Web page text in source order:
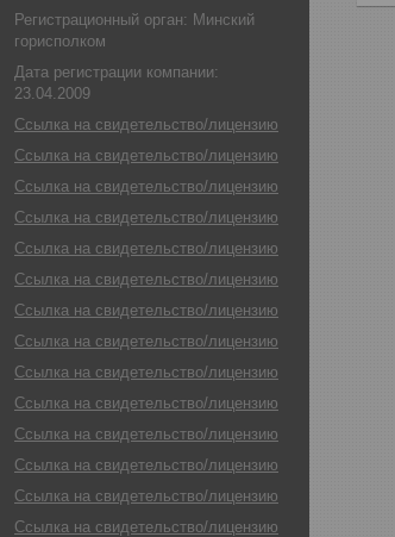
Регистрационный орган: Минский
горисполком
Дата регистрации компании:
23.04.2009
Ссылка на свидетельство/лицензию
Ссылка на свидетельство/лицензию
Ссылка на свидетельство/лицензию
Ссылка на свидетельство/лицензию
Ссылка на свидетельство/лицензию
Ссылка на свидетельство/лицензию
Ссылка на свидетельство/лицензию
Ссылка на свидетельство/лицензию
Ссылка на свидетельство/лицензию
Ссылка на свидетельство/лицензию
Ссылка на свидетельство/лицензию
Ссылка на свидетельство/лицензию
Ссылка на свидетельство/лицензию
Ссылка на свидетельство/лицензию